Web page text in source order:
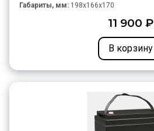
Габариты, мм: 198x166x170
11 900 ₽
В корзину